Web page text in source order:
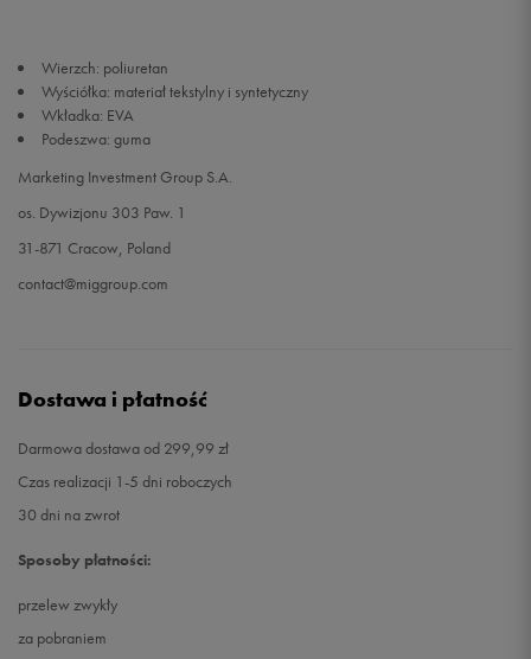
47,5 31 cm
Wierzch: poliuretan
Wyściółka: materiał tekstylny i syntetyczny
Wkładka: EVA
Podeszwa: guma
Marketing Investment Group S.A.
os. Dywizjonu 303 Paw. 1
31-871 Cracow, Poland
contact@miggroup.com
Dostawa i płatność
Darmowa dostawa od 299,99 zł
Czas realizacji 1-5 dni roboczych
30 dni na zwrot
Sposoby płatności:
przelew zwykły
za pobraniem